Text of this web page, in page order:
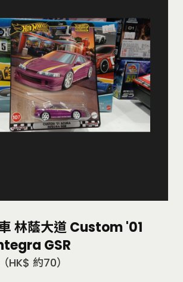
林蔭大道 Custom '01
GSR
（HK$ 約70）